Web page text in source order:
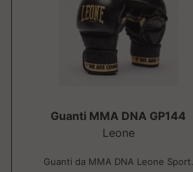
Guanti MMA DNA GP144
Leone
Guanti da MMA DNA Leone Sport.